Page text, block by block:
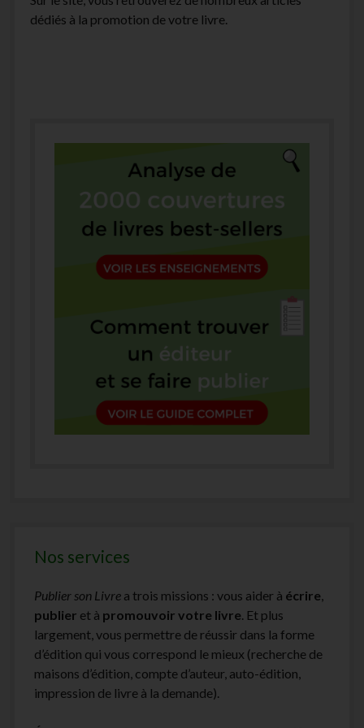
dédiés à la promotion de votre livre.
Nos services
Publier son Livre a trois missions : vous aider à écrire,
publier et à promouvoir votre livre. Et plus
largement, vous permettre de réussir dans la forme
d’édition qui vous correspond le mieux (recherche de
maisons d’édition, compte d’auteur, auto-édition,
impression de livre à la demande).